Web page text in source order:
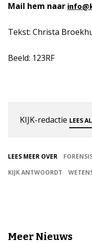
Mail hem naar
Tekst: Christa
Beeld: 123RF
KIJK-redactie LEES
LEES MEER OVER
KIJK ANTWOORDT
Meer Nieuws